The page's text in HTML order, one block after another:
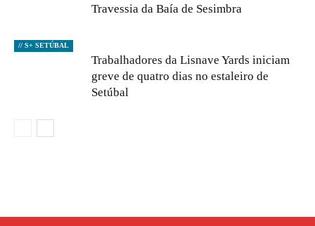
Travessia da Baía de Sesimbra
// S+ SETÚBAL
Trabalhadores da Lisnave Yards iniciam
greve de quatro dias no estaleiro de
Setúbal